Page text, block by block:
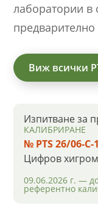
лаборатории в
Виж всички
Изпитване за
КАЛИБРИРАНЕ
№ PTS 26/06-C-1
Цифров
09.06.2026 г. —
референтно